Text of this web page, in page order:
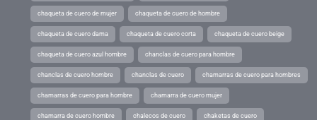
chaqueta de cuero de mujer chaqueta de cuero de hombre
chaqueta de cuero dama chaqueta de cuero corta chaqueta de cuero beige
chaqueta de cuero azul hombre chanclas de cuero para hombre
chanclas de cuero hombre chanclas de cuero chamarras de cuero para hombres
chamarras de cuero para hombre chamarra de cuero mujer
chamarra de cuero hombre chalecos de cuero chaketas de cuero